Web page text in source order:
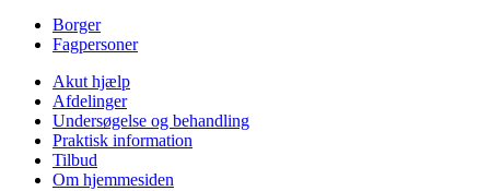
Borger
Fagpersoner
Akut hjælp
Afdelinger
Undersøgelse og behandling
Praktisk information
Tilbud
Om hjemmesiden